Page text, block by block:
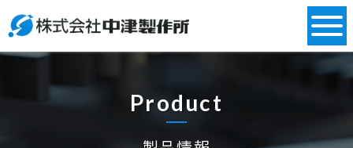
Warning: Undefined array key 0 in
/home/mpsgl10/nakatsu-
ss.co.jp/public_html/wp-content/themes/mps-
template/taxonomy-cat_product.php
Product